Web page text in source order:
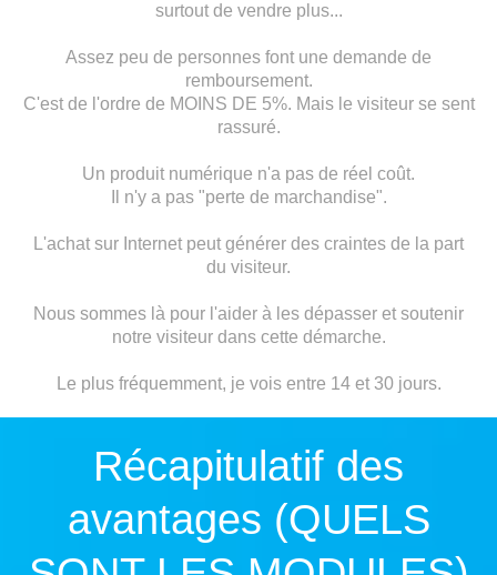
surtout de vendre plus...
Assez peu de personnes font une demande de
remboursement.
C'est de l'ordre de MOINS DE 5%. Mais le visiteur se sent
rassuré.
Un produit numérique n'a pas de réel coût.
Il n'y a pas "perte de marchandise".
L'achat sur Internet peut générer des craintes de la part
du visiteur.
Nous sommes là pour l'aider à les dépasser et soutenir
notre visiteur dans cette démarche.
Le plus fréquemment, je vois entre 14 et 30 jours.
Récapitulatif des
avantages (QUELS